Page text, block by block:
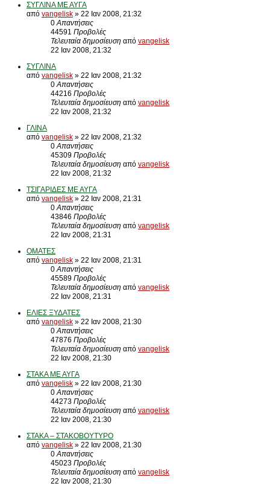
ΣΥΓΛΙΝΑ ΜΕ ΑΥΓΑ
από vangelisk » 22 Ιαν 2008, 21:32
0Απαντήσεις
44591 Προβολές
Τελευταία δημοσίευση από vangelisk
22 Ιαν 2008, 21:32
ΣΥΓΛΙΝΑ
από vangelisk » 22 Ιαν 2008, 21:32
0Απαντήσεις
44216 Προβολές
Τελευταία δημοσίευση από vangelisk
22 Ιαν 2008, 21:32
ΓΛΙΝΑ
από vangelisk » 22 Ιαν 2008, 21:32
0Απαντήσεις
45309 Προβολές
Τελευταία δημοσίευση από vangelisk
22 Ιαν 2008, 21:32
ΤΣΙΓΑΡΙΔΕΣ ΜΕ ΑΥΓΑ
από vangelisk » 22 Ιαν 2008, 21:31
0Απαντήσεις
43846 Προβολές
Τελευταία δημοσίευση από vangelisk
22 Ιαν 2008, 21:31
ΟΜΑΤΕΣ
από vangelisk » 22 Ιαν 2008, 21:31
0Απαντήσεις
45589 Προβολές
Τελευταία δημοσίευση από vangelisk
22 Ιαν 2008, 21:31
ΕΛΙΕΣ ΞΥΔΑΤΕΣ
από vangelisk » 22 Ιαν 2008, 21:30
0Απαντήσεις
47876 Προβολές
Τελευταία δημοσίευση από vangelisk
22 Ιαν 2008, 21:30
ΣΤΑΚΑ ΜΕ ΑΥΓΑ
από vangelisk » 22 Ιαν 2008, 21:30
0Απαντήσεις
44273 Προβολές
Τελευταία δημοσίευση από vangelisk
22 Ιαν 2008, 21:30
ΣΤΑΚΑ – ΣΤΑΚΟΒΟΥΤΥΡΟ
από vangelisk » 22 Ιαν 2008, 21:30
0Απαντήσεις
45023 Προβολές
Τελευταία δημοσίευση από vangelisk
22 Ιαν 2008, 21:30